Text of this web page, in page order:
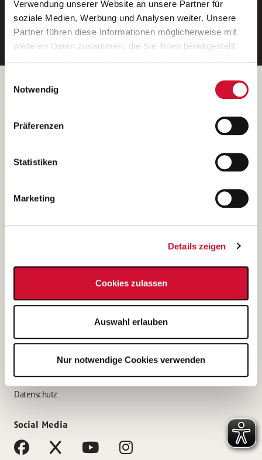
Verwendung unserer Website an unsere Partner für
soziale Medien, Werbung und Analysen weiter. Unsere
Partner führen diese Informationen möglicherweise mit
weiteren Daten zusammen, die Sie ihnen bereitgestellt
Wenn Sie auf „Cookies zulassen“ klicken, so stimmen
Sie der Speicherung sämtlicher Cookies zu. Sie können
Ihre Einwilligung selbstverständlich jederzeit widerrufen,
indem Sie die Cookie-Einstellungen aufrufen und diese
unsererDatenschutzerklärung
Notwendig
Präferenzen
Statistiken
Marketing
Details zeigen
Cookies zulassen
Auswahl erlauben
Nur notwendige Cookies verwenden
E-Mail-Adresse eintragen
Betreiber der Webseite
Kantstraße 45a
(Ein Tochterunternehmen des AWO Bezirksverbandes Unterfranken
e.V.)
Bewerbung als Altenpflegehelfer*in
Bewerbung als Erzieher*in
AWO Gliederungen nach Bundesland
Impressum
Datenschutz
Social Media